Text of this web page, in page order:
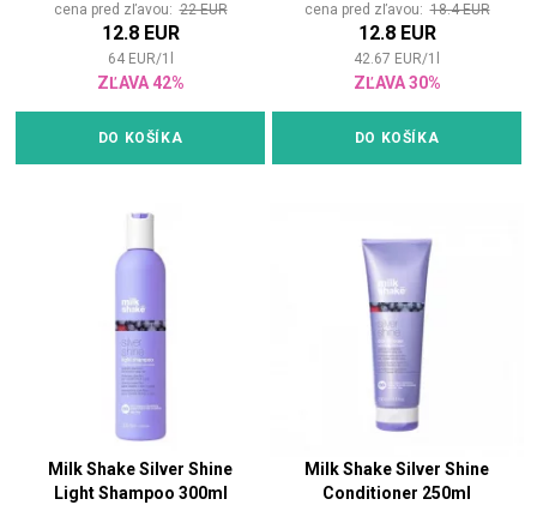
cena pred zľavou:22 EUR
12.8 EUR
64 EUR/1
ZĽAVA 42%
DO KOŠÍKA
žlté tóny Milk Shake Silver
Shine kombinuje v zložení
ovocné výťažky a mliečne
proteíny.</span></strong>
</span></span></strong>
</span>
cena pred zľavou:18.4 EUR
12.8 EUR
42.67 EUR/1
ZĽAVA 30%
DO KOŠÍKA
Milk Shake Silver Shine
Light Shampoo 300ml
Milk Shake Silver Shine
Conditioner 250ml